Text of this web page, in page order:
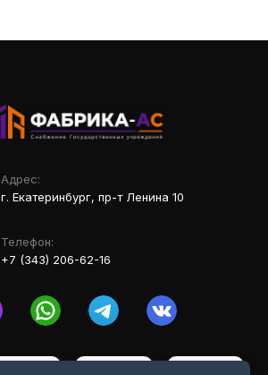
Адрес:
г. Екатеринбург, пр-т Ленина 10
Телефон:
+7 (343) 206-62-16